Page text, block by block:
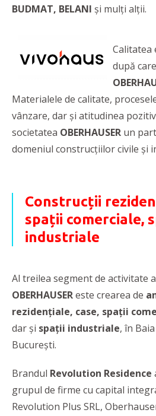
BUDMAT, BELANI și mulți alții.
Calitatea
după
Materialele de calitate,
vânzare, dar și atitudinea
societatea OBERHAUSER un
domeniul construcțiilor civile și
Construcții
spații comerciale,
industriale
Al treilea segment de activitate
OBERHAUSEReste crearea de
rezidențiale, case, spații
dar și spații industriale, în
București.
Brandul Revolution Residence
grupul de firme cu capital
Revolution Plus SRL,